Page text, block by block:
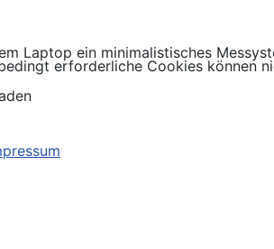
Laptop ein minimalistisches
erforderliche Cookies können